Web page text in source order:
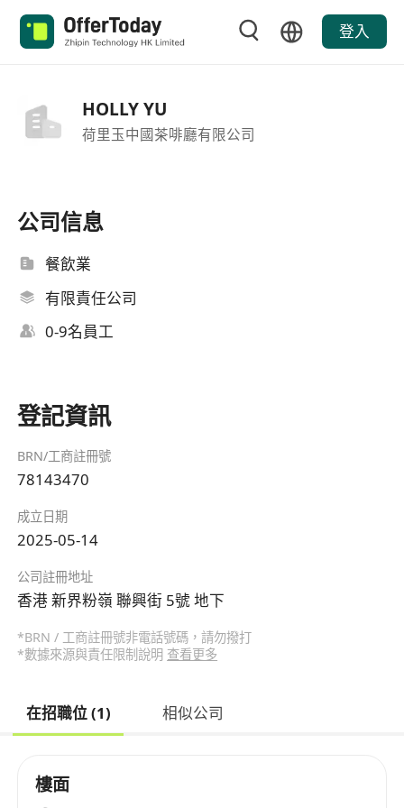
登入
HOLLY YU
荷里玉中國茶啡廳有限公司
公司信息
餐飲業
有限責任公司
0-9名員工
登記資訊
BRN/工商註冊號
78143470
成立日期
2025-05-14
公司註冊地址
香港 新界粉嶺 聯興街 5號 地下
*BRN / 工商註冊號非電話號碼，請勿撥打
*數據來源與責任限制說明 查看更多
在招職位 (1) 相似公司
樓面